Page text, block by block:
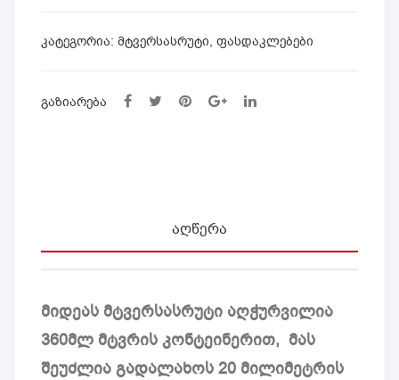
ᲙᲐᲢᲔᲒᲝᲠᲘᲐ: მტვერსასრუტი, ფასდაკლებები
ᲒᲐᲖᲘᲐᲠᲔᲑᲐ
ᲐᲦᲬᲔᲠᲐ
მიდეას მტვერსასრუტი აღჭურვილია
360მლ მტვრის კონტეინერით, მას
შეუძლია გადალახოს 20 მილიმეტრის